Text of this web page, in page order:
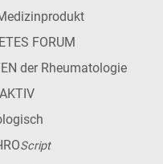
FORUM
der Rheumatologie
Script